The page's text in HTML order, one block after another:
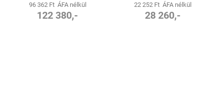
96 362 Ft ÁFA nélkül
122 380,-
22 252 Ft ÁFA nélkül
28 260,-